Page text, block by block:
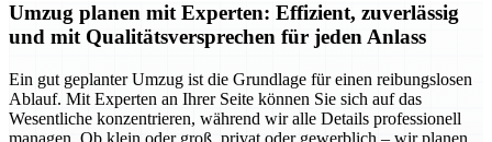
Umzug planen mit Experten: Effizient, zuverlässig
und mit Qualitätsversprechen für jeden Anlass
Ein gut geplanter Umzug ist die Grundlage für einen reibungslosen
Ablauf. Mit Experten an Ihrer Seite können Sie sich auf das
Wesentliche konzentrieren, während wir alle Details professionell
managen. Ob klein oder groß, privat oder gewerblich – wir planen